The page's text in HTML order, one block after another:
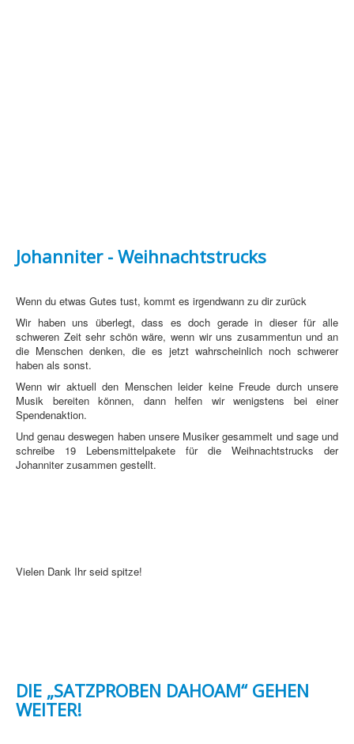
Johanniter - Weihnachtstrucks
Wenn du etwas Gutes tust, kommt es irgendwann zu dir zurück
Wir haben uns überlegt, dass es doch gerade in dieser für alle
schweren Zeit sehr schön wäre, wenn wir uns zusammentun und an
die Menschen denken, die es jetzt wahrscheinlich noch schwerer
haben als sonst.
Wenn wir aktuell den Menschen leider keine Freude durch unsere
Musik bereiten können, dann helfen wir wenigstens bei einer
Spendenaktion.
Und genau deswegen haben unsere Musiker gesammelt und sage und
schreibe 19 Lebensmittelpakete für die Weihnachtstrucks der
Johanniter zusammen gestellt.
Vielen Dank Ihr seid spitze!
DIE „SATZPROBEN DAHOAM“ GEHEN
WEITER!